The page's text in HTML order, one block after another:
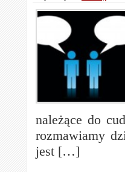
należące do
rozmawiamy
jest […]